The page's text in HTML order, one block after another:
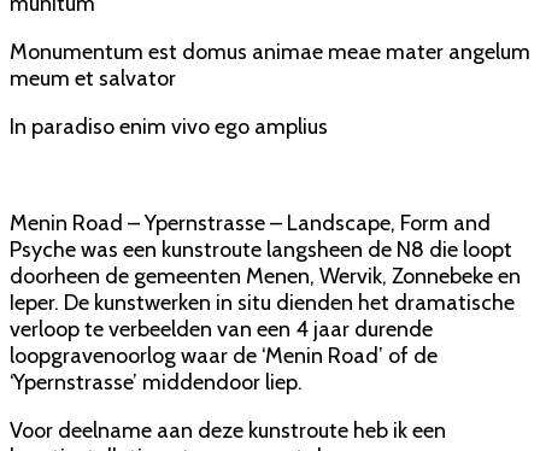
Monumentum est domus animae meae mater angelum
meum et salvator
In paradiso enim vivo ego amplius
Menin Road – Ypernstrasse – Landscape, Form and
Psyche was een kunstroute langsheen de N8 die loopt
doorheen de gemeenten Menen, Wervik, Zonnebeke en
Ieper. De kunstwerken in situ dienden het dramatische
verloop te verbeelden van een 4 jaar durende
loopgravenoorlog waar de ‘Menin Road’ of de
‘Ypernstrasse’ middendoor liep.
Voor deelname aan deze kunstroute heb ik een